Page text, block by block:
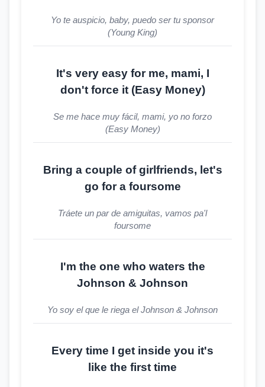
Yo te auspicio, baby, puedo ser tu sponsor
(Young King)
It's very easy for me, mami, I
don't force it (Easy Money)
Se me hace muy fácil, mami, yo no forzo
(Easy Money)
Bring a couple of girlfriends, let's
go for a foursome
Tráete un par de amiguitas, vamos pa'l
foursome
I'm the one who waters the
Johnson & Johnson
Yo soy el que le riega el Johnson & Johnson
Every time I get inside you it's
like the first time